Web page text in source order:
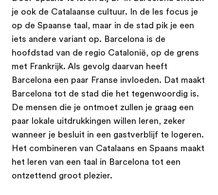
je ook de Catalaanse cultuur. In de les focus je
op de Spaanse taal, maar in de stad pik je een
iets andere variant op. Barcelona is de
hoofdstad van de regio Catalonië, op de grens
met Frankrijk. Als gevolg daarvan heeft
Barcelona een paar Franse invloeden. Dat maakt
Barcelona tot de stad die het tegenwoordig is.
De mensen die je ontmoet zullen je graag een
paar lokale uitdrukkingen willen leren, zeker
wanneer je besluit in een gastverblijf te logeren.
Het combineren van Catalaans en Spaans maakt
het leren van een taal in Barcelona tot een
ontzettend groot plezier.